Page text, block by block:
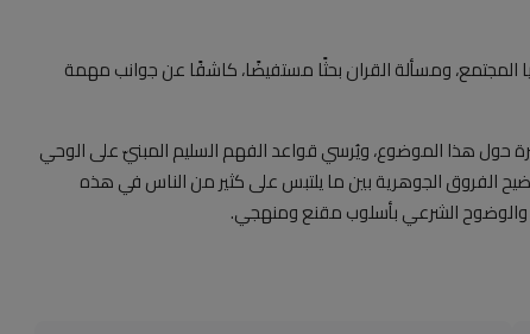
ومسألة القران بحثًا مستفيضًا، كاشفًا عن جوانب مهمة
حول هذا الموضوع، ويُرسي قواعد الفهم السليم المبنيّ على الوحي
الفروق الجوهرية بين ما يلتبس على كثير من الناس في هذه
والوضوح الشرعي بأسلوب مقنع ومنهجي.